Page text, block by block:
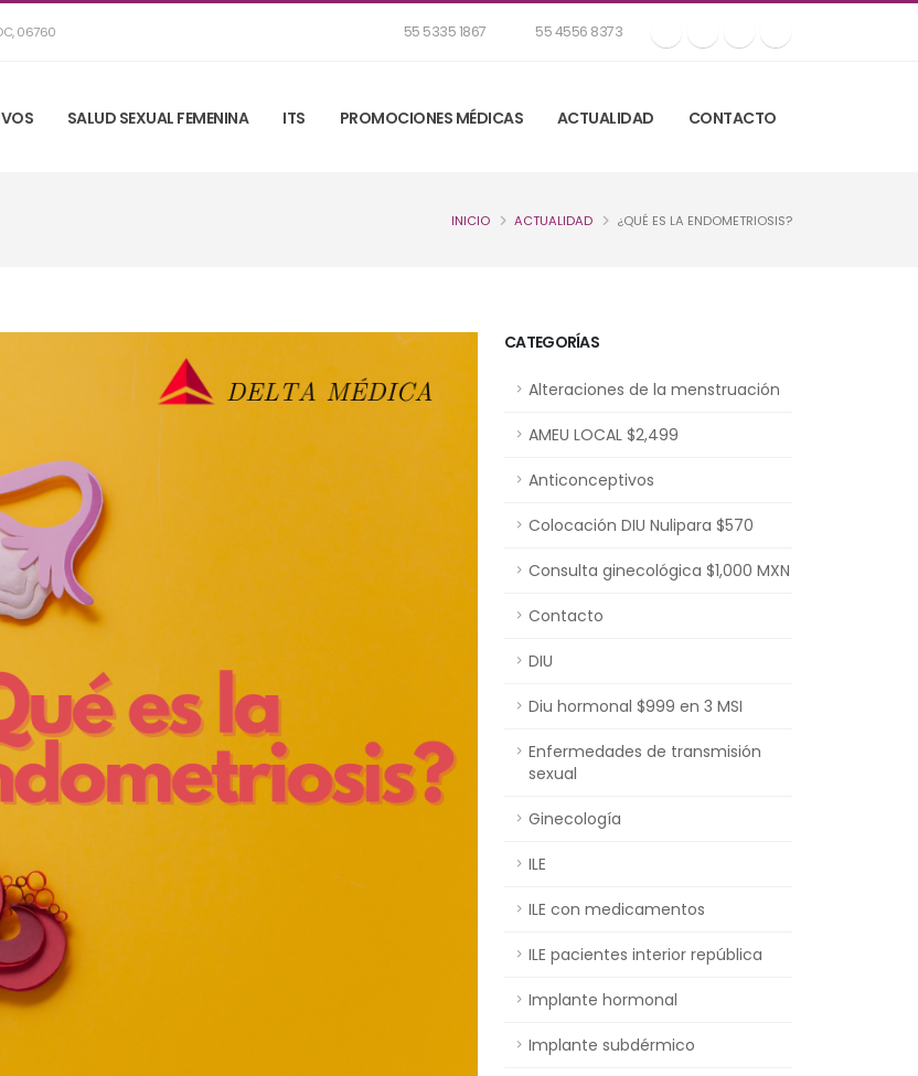
06760 55 5335 1867 55 4556 8373
SALUD SEXUAL FEMENINA ITS PROMOCIONES MÉDICAS ACTUALIDAD CONTACTO
INICIO ACTUALIDAD ¿QUÉ ES LA ENDOMETRIOSIS?
CATEGORÍAS
Alteraciones de la menstruación
AMEU LOCAL $2,499
Anticonceptivos
Colocación DIU Nulipara $570
Consulta ginecológica $1,000 MXN
Contacto
DIU
Diu hormonal $999 en 3 MSI
Enfermedades de transmisión
sexual
Ginecología
ILE
ILE con medicamentos
ILE pacientes interior república
Implante hormonal
Implante subdérmico